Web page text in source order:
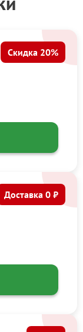
Скидка 20%
Доставка 0 ₽